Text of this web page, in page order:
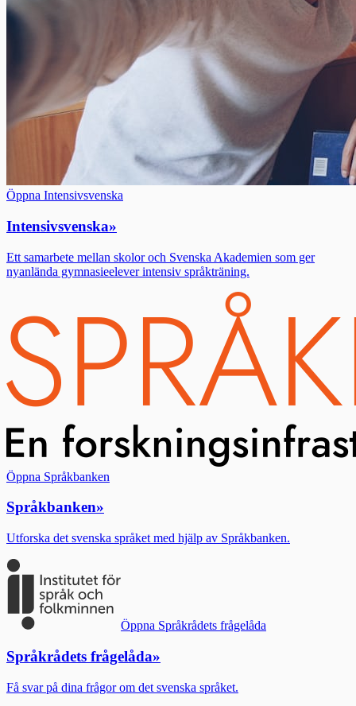
Öppna Intensivsvenska
Intensivsvenska»
Ett samarbete mellan skolor och Svenska Akademien som ger
nyanlända gymnasieelever intensiv språkträning.
Öppna Språkbanken
Språkbanken»
Utforska det svenska språket med hjälp av Språkbanken.
Öppna Språkrådets frågelåda
Språkrådets frågelåda»
Få svar på dina frågor om det svenska språket.